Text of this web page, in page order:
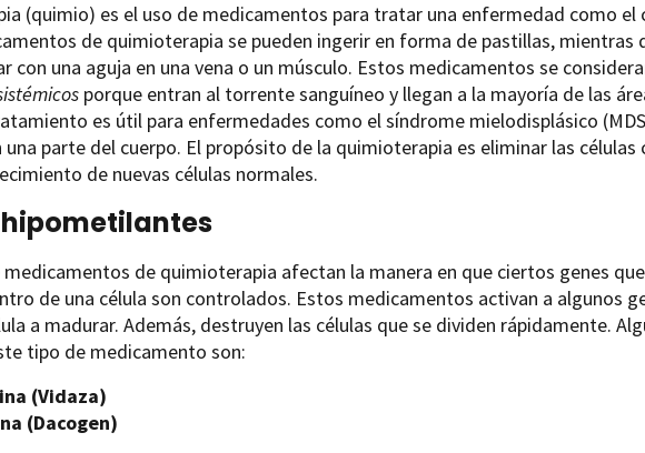
(quimio) es el uso de medicamentos para tratar una enfermedad como el
de quimioterapia se pueden ingerir en forma de pastillas, mientras
con una aguja en una vena o un músculo. Estos medicamentos se
porque entran al torrente sanguíneo y llegan a la mayoría de las
es útil para enfermedades como el síndrome mielodisplásico
una parte del cuerpo. El propósito de la quimioterapia es eliminar las células
de nuevas células normales.
de quimioterapia afectan la manera en que ciertos genes
de una célula son controlados. Estos medicamentos activan a algunos
a madurar. Además, destruyen las células que se dividen rápidamente.
tipo de medicamento son:
(Vidaza)
(Dacogen)